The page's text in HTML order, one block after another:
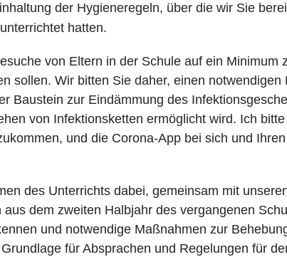
der Hygieneregeln, über die wir Sie
unterrichtet hatten.
von Eltern in der Schule auf ein Minimum
sollen. Wir bitten Sie daher, einen notwendigen
Baustein zur Eindämmung des
von Infektionsketten ermöglicht wird. Ich
und die Corona-App bei sich und
des Unterrichts dabei, gemeinsam mit
dem zweiten Halbjahr des vergangenen
und notwendige Maßnahmen zur
für Absprachen und Regelungen für